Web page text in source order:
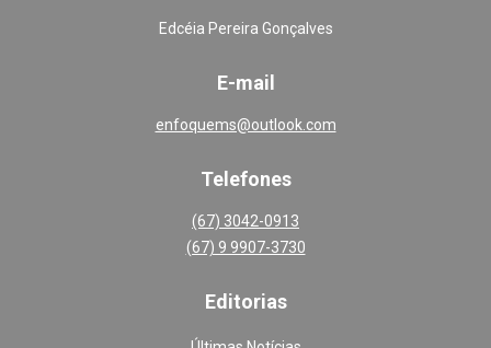
Edcéia Pereira Gonçalves
E-mail
enfoquems@outlook.com
Telefones
(67) 3042-0913
(67) 9 9907-3730
Editorias